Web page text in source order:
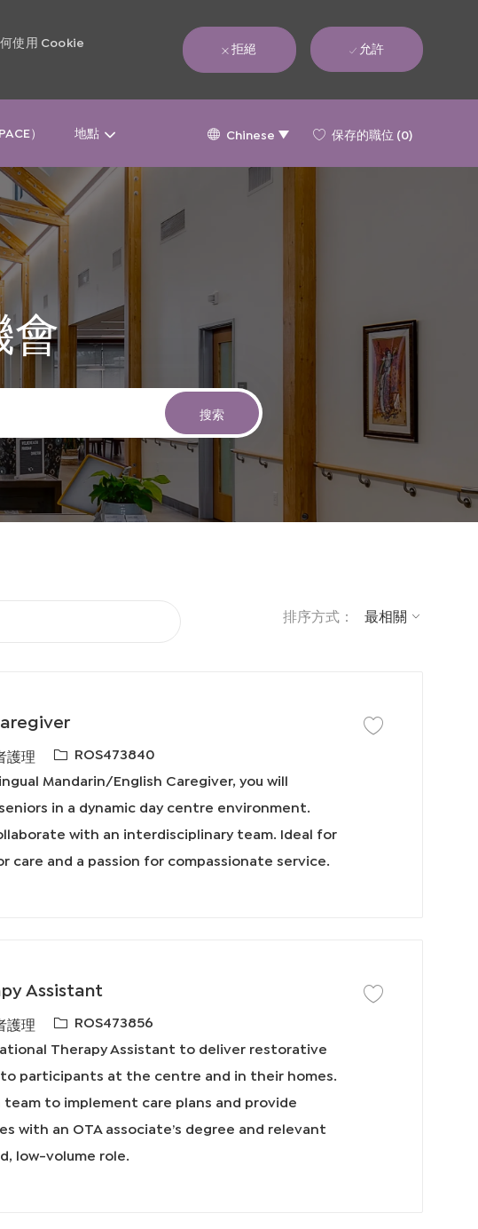
使用 Cookie
拒絕 允許
） 地點
Language
Chinese
Chinese 保存的職位 (0)
會
搜索
排序方式：
護理
必
I
D
ROS473840
Mandarin/English Caregiver, you will
in a dynamic day centre environment.
with an interdisciplinary team. Ideal for
care and a passion for compassionate service.
保存工作 Bilingual
Assistant
護理
必
需
I
D
ROS473856
Therapy Assistant to deliver restorative
participants at the centre and in their homes.
to implement care plans and provide
with an OTA associate’s degree and relevant
low-volume role.
保存工作 Certified